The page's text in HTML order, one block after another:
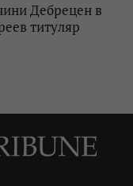
Дебрецен в
титуляр